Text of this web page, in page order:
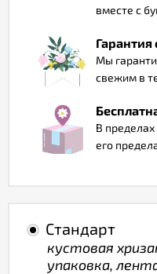
вместе с
Гарантия
Мы
свежим в
В
его
Стандарт
кустовая
упаковка,